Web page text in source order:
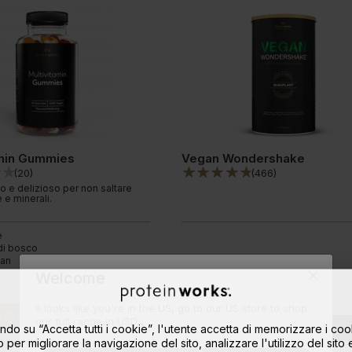
Gummies
(20)
e delizioso per non saltare
e minerali.
bosco
Vegan Wondershake
(466)
da 35,49€
Compra Ora Leggi
su “Accetta tutti i cookie”, l'utente accetta di memorizzare i
per migliorare la navigazione del sito, analizzare l'utilizzo del sito